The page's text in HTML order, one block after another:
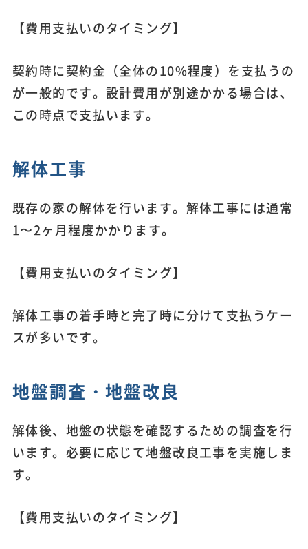
【費用支払いのタイミング】
契約時に契約金（全体の10%程度）を支払うの
が一般的です。設計費用が別途かかる場合は、
この時点で支払います。
解体工事
既存の家の解体を行います。解体工事には通常
1〜2ヶ月程度かかります。
【費用支払いのタイミング】
解体工事の着手時と完了時に分けて支払うケー
スが多いです。
地盤調査・地盤改良
解体後、地盤の状態を確認するための調査を行
います。必要に応じて地盤改良工事を実施しま
す。
【費用支払いのタイミング】